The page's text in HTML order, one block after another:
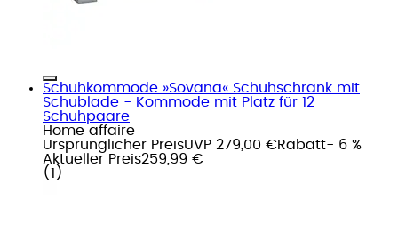
Schuhkommode »Sovana« Schuhschrank mit
Schublade - Kommode mit Platz für 12
Schuhpaare
Home affaire
Ursprünglicher PreisUVP 279,00 €Rabatt- 6 %
Aktueller Preis259,99 €
( 1 )